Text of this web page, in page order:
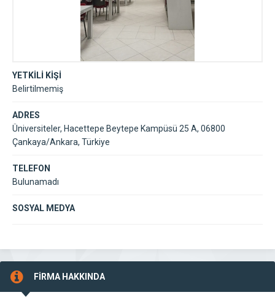
YETKİLİ KİŞİ
Belirtilmemiş
ADRES
Üniversiteler, Hacettepe Beytepe Kampüsü 25 A, 06800
Çankaya/Ankara, Türkiye
TELEFON
Bulunamadı
SOSYAL MEDYA
FİRMA HAKKINDA